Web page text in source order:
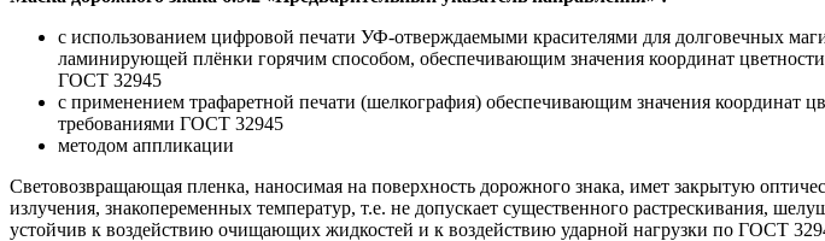
с использованием цифровой печати УФ-отверждаемыми красителями для долговечных
ламинирующей плёнки горячим способом, обеспечивающим значения координат
ГОСТ 32945
с применением трафаретной печати (шелкография) обеспечивающим значения координат
требованиями ГОСТ 32945
методом аппликации
Световозвращающая пленка, наносимая на поверхность дорожного знака, имет закрытую
излучения, знакопеременных температур, т.е. не допускает существенного растрескивания,
устойчив к воздействию очищающих жидкостей и к воздействию ударной нагрузки по ГОСТ